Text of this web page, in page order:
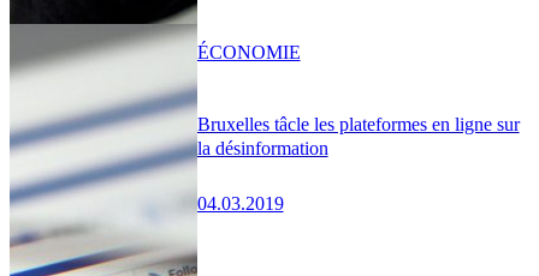
Bruxelles tâcle les plateformes en ligne sur
la désinformation
04.03.2019
ÉCONOMIE